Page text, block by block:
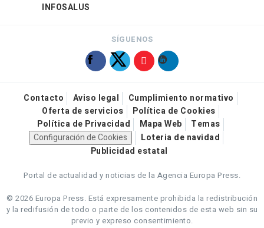
INFOSALUS
SÍGUENOS
Contacto Aviso legal
Cumplimiento normativo
Oferta de servicios
Política de Cookies
Política de Privacidad
Mapa Web
Temas
Configuración de Cookies
Loteria de navidad
Publicidad estatal
Portal de actualidad y noticias de la Agencia Europa Press.
© 2026 Europa Press. Está expresamente prohibida la redistribución
y la redifusión de todo o parte de los contenidos de esta web sin su
previo y expreso consentimiento.